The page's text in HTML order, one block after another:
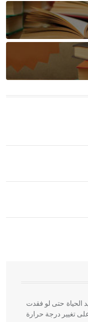
التي ارتبطت
خاصة، حيث يحرص
الحياة حتى لو فقدت
تغيير درجة حرارة